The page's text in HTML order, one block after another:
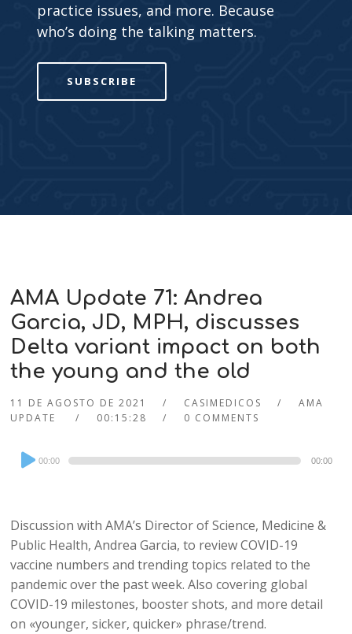
practice issues, and more. Because
who’s doing the talking matters.
SUBSCRIBE
AMA Update 71: Andrea
Garcia, JD, MPH, discusses
Delta variant impact on both
the young and the old
11 DE AGOSTO DE 2021 CASIMEDICOS
AMA
UPDATE
00:15:28 0 COMMENTS
Audio
Player
00:00 00:00
Discussion with AMA’s Director of Science, Medicine &
Public Health, Andrea Garcia, to review COVID-19
vaccine numbers and trending topics related to the
pandemic over the past week. Also covering global
COVID-19 milestones, booster shots, and more detail
on «younger, sicker, quicker» phrase/trend.